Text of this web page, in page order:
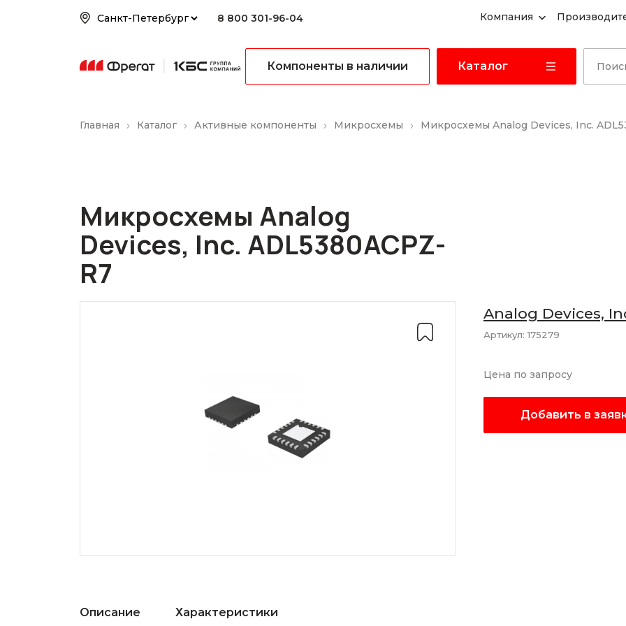
8 800 301-96-04 Компания
Компоненты в наличии Каталог
Главная Каталог Активные компоненты Микросхемы Микросхемы Analog Devices, Inc.
Микросхемы Analog
Devices, Inc. ADL5380ACPZ-
R7
Analog Devices,
Артикул: 175279
Цена по запросу
Добавить в
Описание Характеристики